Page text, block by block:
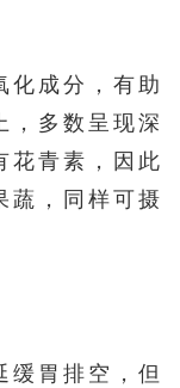
成分，有助
，多数呈现深
花青素，因此
蔬，同样可摄
胃排空，但